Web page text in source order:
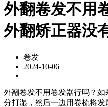
外翻卷发不用
外翻矫正器没
卷发
2024-10-06
外翻卷发不用卷发器行吗？
分打湿，然后一边用卷梳将